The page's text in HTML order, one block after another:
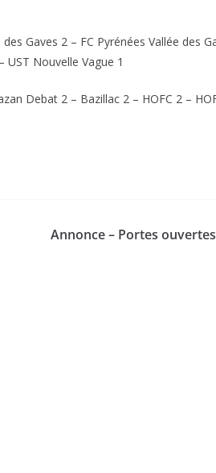
des Gaves 2 – FC Pyrénées Vallée des
UST Nouvelle Vague 1
Debat 2 – Bazillac 2 – HOFC 2 –
Annonce – Portes